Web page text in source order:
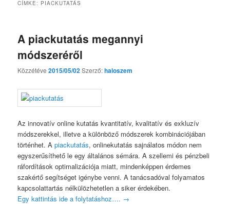
CÍMKE: PIACKUTATÁS
A piackutatás megannyi
módszeréről
Közzétéve2015/05/02Szerző:haloszem
Az innovatív online kutatás kvantitatív, kvalitatív és exkluzív
módszerekkel, illetve a különböző módszerek kombinációjában
történhet. Apiackutatás, onlinekutatás sajnálatos módon nem
egyszerűsíthető le egy általános sémára. A szellemi és pénzbeli
ráfordítások optimalizációja miatt, mindenképpen érdemes
szakértő segítséget igénybe venni. A tanácsadóval folyamatos
kapcsolattartás nélkülözhetetlen a siker érdekében.
Egy kattintás ide a folytatáshoz…. →